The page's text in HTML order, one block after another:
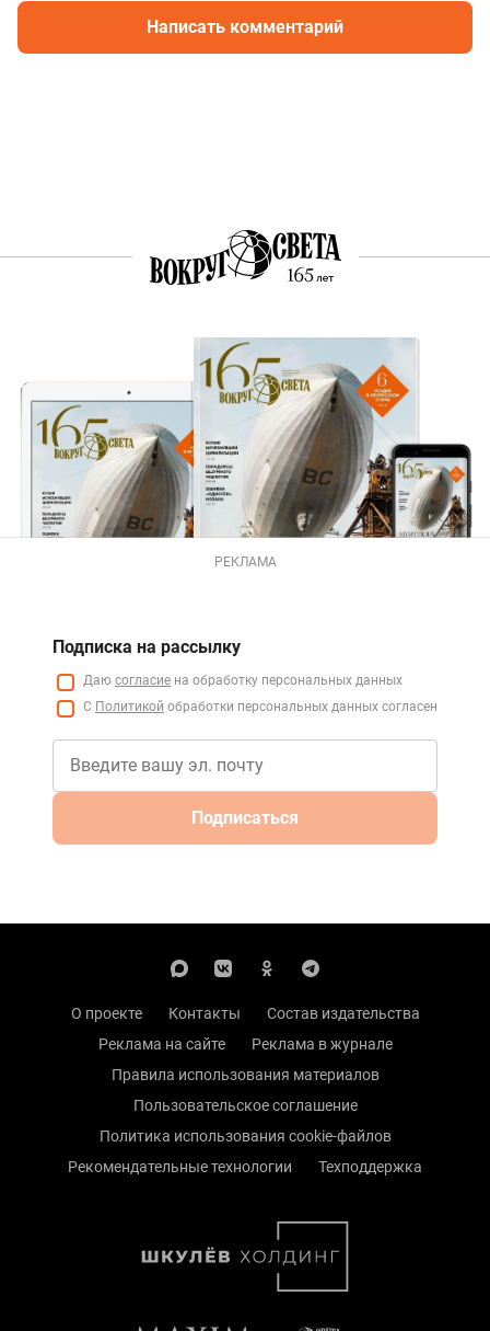
Написать комментарий
РЕКЛАМА
Подписка на рассылку
Даю согласие на обработку персональных данных
С Политикой обработки персональных данных согласен
Подписаться
О проекте Контакты
Состав издательства
Реклама на сайте
Реклама в журнале
Правила использования материалов
Пользовательское соглашение
Политика использования cookie-файлов
Рекомендательные технологии
Техподдержка